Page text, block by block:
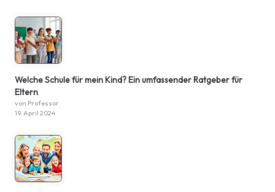
Welche Schule für mein Kind? Ein umfassender Ratgeber für
Eltern
von Professor
19. April 2024